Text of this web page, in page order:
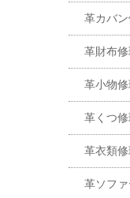
革カバ
革財布修
革小物修
革くつ修
革衣類修
革ソフ